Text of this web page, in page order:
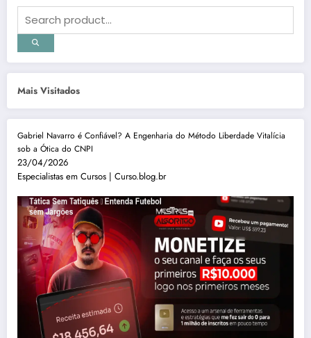
Mais Visitados
Gabriel Navarro é Confiável? A Engenharia do Método Liberdade Vitalícia
sob a Ótica do CNPI
23/04/2026
Especialistas em Cursos | Curso.blog.br